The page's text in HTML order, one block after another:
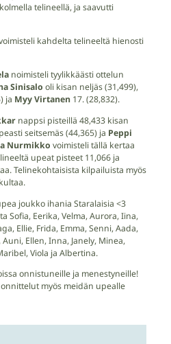
telineellä, ja saavutti
kahdelta telineeltä hienosti
noimisteli tyylikkäästi ottelun
Sinisalo oli kisan neljäs (31,499),
ja Myy Virtanen17. (28,832).
nappsi pisteillä 48,433 kisan
seitsemäs (44,365) ja Peppi
Nurmikko voimisteli tällä kertaa
upeat pisteet 11,066 ja
Telinekohtaisista kilpailuista myös
joukko ihania Staralaisia <3
Sofia, Eerika, Velma, Aurora, Iina,
Ellie, Frida, Emma, Senni, Aada,
Ellen, Inna, Janely, Minea,
Viola ja Albertina.
onnistuneille ja menestyneille!
myös meidän upealle